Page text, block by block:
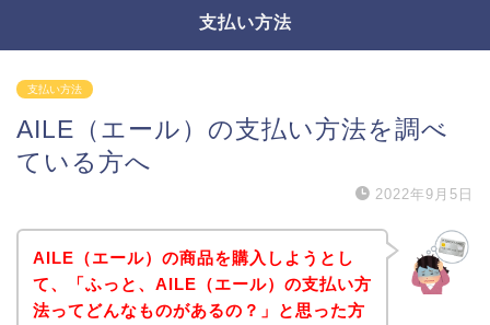
支払い方法
支払い方法
AILE（エール）の支払い方法を調べ
ている方へ
2022年9月5日
AILE（エール）の商品を購入しようとし
て、「ふっと、AILE（エール）の支払い方
法ってどんなものがあるの？」と思った方